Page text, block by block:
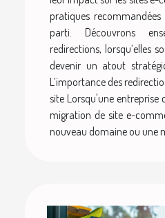
pratiques
parti. Découvrons
redirections, lorsqu’elles
devenir un atout
L’importance des
site Lorsqu'une entreprise
migration de site e-
nouveau domaine ou une